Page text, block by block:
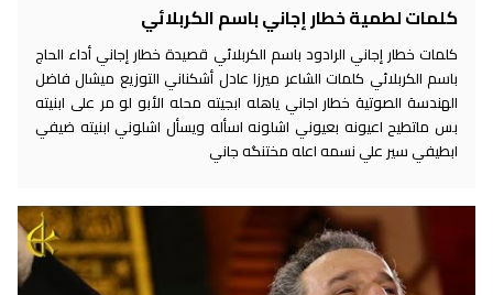
كلمات لطمية خطار إجاني باسم الكربلائي
كلمات خطار إجاني الرادود باسم الكربلائي قصيدة خطار إجاني أداء الحاج
باسم الكربلائي كلمات الشاعر ميرزا عادل أشكناني التوزيع ميشال فاضل
الهندسة الصوتية خطار اجاني ياهله ابجيته محله الأبو لو مر على ابنيته
بس ماتطيح اعيونه بعيوني اشلونه اسأله ويسأل اشلوني ابنيته ضيفي
ابطيفي سير علي نسمه اعله مختنگه جاني